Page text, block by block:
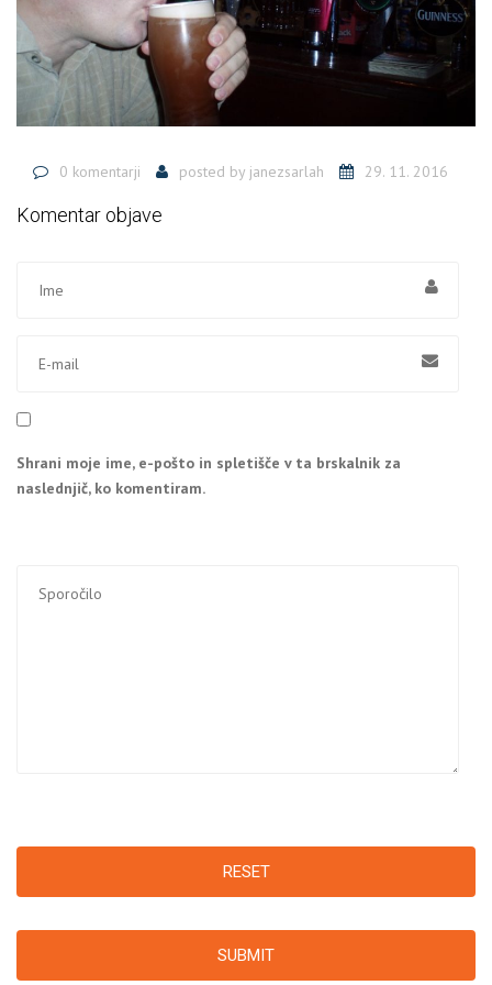
0 komentarji posted by janezsarlah 29. 11. 2016
Komentar objave
Shrani moje ime, e-pošto in spletišče v ta brskalnik za
naslednjič, ko komentiram.
RESET
SUBMIT